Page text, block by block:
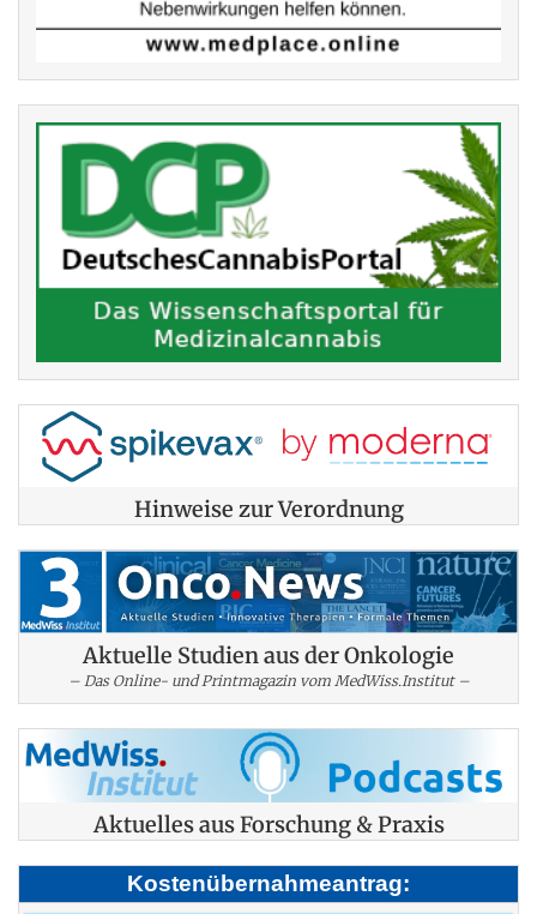
Hinweise zur Verordnung
Aktuelle Studien aus der Onkologie
– Das Online- und Printmagazin vom MedWiss.Institut –
Aktuelles aus Forschung & Praxis
Kostenübernahmeantrag: